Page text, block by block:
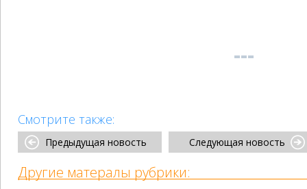
Смотрите также:
Предыдущая новость Следующая новость
Другие матералы рубрики: